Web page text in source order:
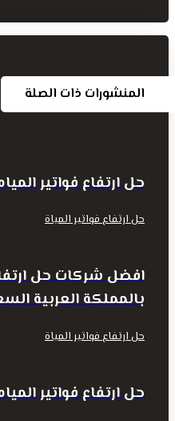
المنشورات ذات الصلة
حل ارتفاع فواتير
حل ارتفاع فواتير المياة
افضل شركات حل
بالمملكة العربية
حل ارتفاع فواتير المياة
حل ارتفاع فواتير